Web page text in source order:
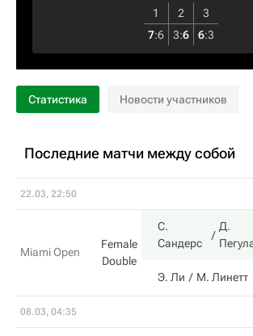
1 2
3
7:6 3:6 6:3
Статистика Новости участников
Последние матчи между собой
22.03, 22:50
Miami Open
Female
Double
С.
Сандерс
Д.
Э. Ли М. Линетт
08.03, 04:35